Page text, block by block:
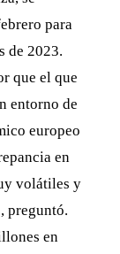
para
de 2023.
que el que
entorno de
europeo
en
volátiles y
preguntó.
en